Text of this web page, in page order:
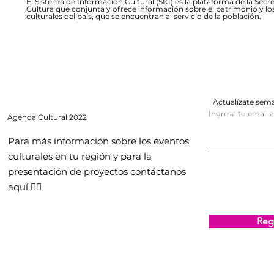
Cultura que conjunta y ofrece información sobre el patrimonio y
culturales del país, que se encuentran al servicio de la población.
Agenda Cultural 2022
Para más información sobre los eventos
culturales en tu región y para la
presentación de proyectos contáctanos
aquí 👇🏻
Actualízate
Ingresa tu email